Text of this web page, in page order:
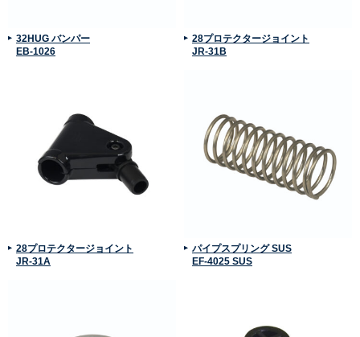
32HUG バンパー
EB-1026
28プロテクタージョイント
JR-31B
28プロテクタージョイント
JR-31A
パイプスプリング SUS
EF-4025 SUS